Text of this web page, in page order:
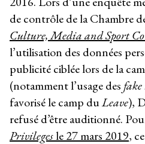
de contrôle de la Chambre
Culture, Media and Sport
l’utilisation des données
publicité ciblée lors de la
(notamment l’usage des fake
favorisé le camp duLeave),
refusé d’être auditionné.
Privilegesle 27 mars 2019,